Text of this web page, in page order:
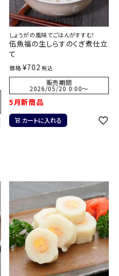
しょうがの風味でごはんがすすむ！
伍魚福の生しらすのくぎ煮仕立
て
価格 ¥702 税込
販売期間
2026/05/20 0:00〜
5月新商品
カートに入れる